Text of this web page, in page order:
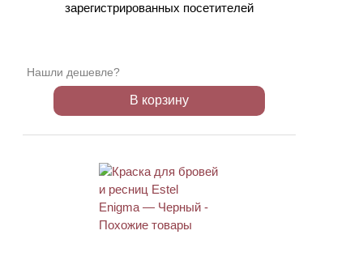
зарегистрированных посетителей
Нашли дешевле?
В корзину